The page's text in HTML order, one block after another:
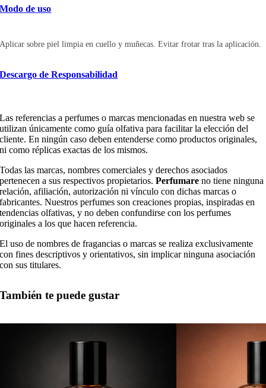
Modo de uso
Aplicar sobre piel limpia en cuello y muñecas. Evitar frotar tras la aplicación.
Descargo de Responsabilidad
Las referencias a perfumes o marcas mencionadas en nuestra web se
utilizan únicamente como guía olfativa para facilitar la elección del
cliente.En ningún caso deben entenderse como productos originales,
ni como réplicas exactas de los mismos.
Todas las marcas, nombres comerciales y derechos asociados
pertenecen a sus respectivos propietarios.Perfumare no tiene ninguna
relación, afiliación, autorización ni vínculo con dichas marcas o
fabricantes. Nuestros perfumes son creaciones propias, inspiradas en
tendencias olfativas, y no deben confundirse con los perfumes
originales a los que hacen referencia.
El uso de nombres de fragancias o marcas se realiza exclusivamente
con fines descriptivos y orientativos, sin implicar ninguna asociación
con sus titulares.
También te puede gustar